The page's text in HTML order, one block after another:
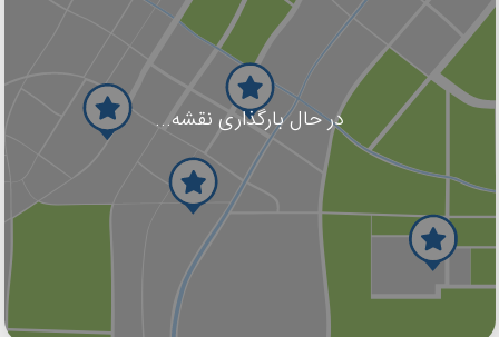
در حال بارگذاری نقشه...
گوگل